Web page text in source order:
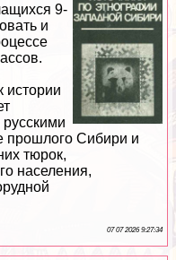
9-
и
истории
прошлого Сибири и
тюрок,
населения,
07 07 2026 9:27:34